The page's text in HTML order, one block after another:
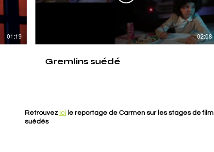
01:19 02:08
Gremlins suédé
Retrouvez ici le reportage de Carmen sur les stages de film
suédés